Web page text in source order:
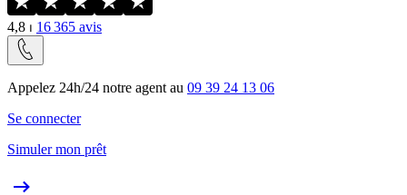
4,8 ⏐ 16 365 avis
Appelez 24h/24 notre agent au 09 39 24 13 06
Se connecter
Simuler mon prêt